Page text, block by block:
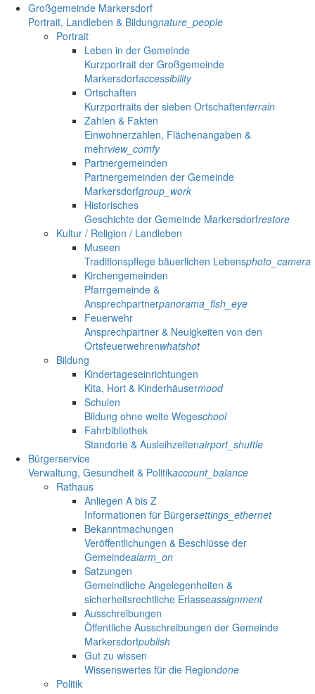
Großgemeinde Markersdorf
Portrait, Landleben & Bildungnature_people
Portrait
Leben in der Gemeinde
Kurzportrait der Großgemeinde
Markersdorfaccessibility
Ortschaften
Kurzportraits der sieben Ortschaftenterrain
Zahlen & Fakten
Einwohnerzahlen, Flächenangaben &
mehrview_comfy
Partnergemeinden
Partnergemeinden der Gemeinde
Markersdorfgroup_work
Historisches
Geschichte der Gemeinde Markersdorfrestore
Kultur / Religion / Landleben
Museen
Traditionspflege bäuerlichen Lebensphoto_camera
Kirchengemeinden
Pfarrgemeinde &
Ansprechpartnerpanorama_fish_eye
Feuerwehr
Ansprechpartner & Neuigkeiten von den
Ortsfeuerwehrenwhatshot
Bildung
Kindertageseinrichtungen
Kita, Hort & Kinderhäusermood
Schulen
Bildung ohne weite Wegeschool
Fahrbibliothek
Standorte & Ausleihzeitenairport_shuttle
Bürgerservice
Verwaltung, Gesundheit & Politikaccount_balance
Rathaus
Anliegen A bis Z
Informationen für Bürgersettings_ethernet
Bekanntmachungen
Veröffentlichungen & Beschlüsse der
Gemeindealarm_on
Satzungen
Gemeindliche Angelegenheiten &
sicherheitsrechtliche Erlasseassignment
Ausschreibungen
Öffentliche Ausschreibungen der Gemeinde
Markersdorfpublish
Gut zu wissen
Wissenswertes für die Regiondone
Politik